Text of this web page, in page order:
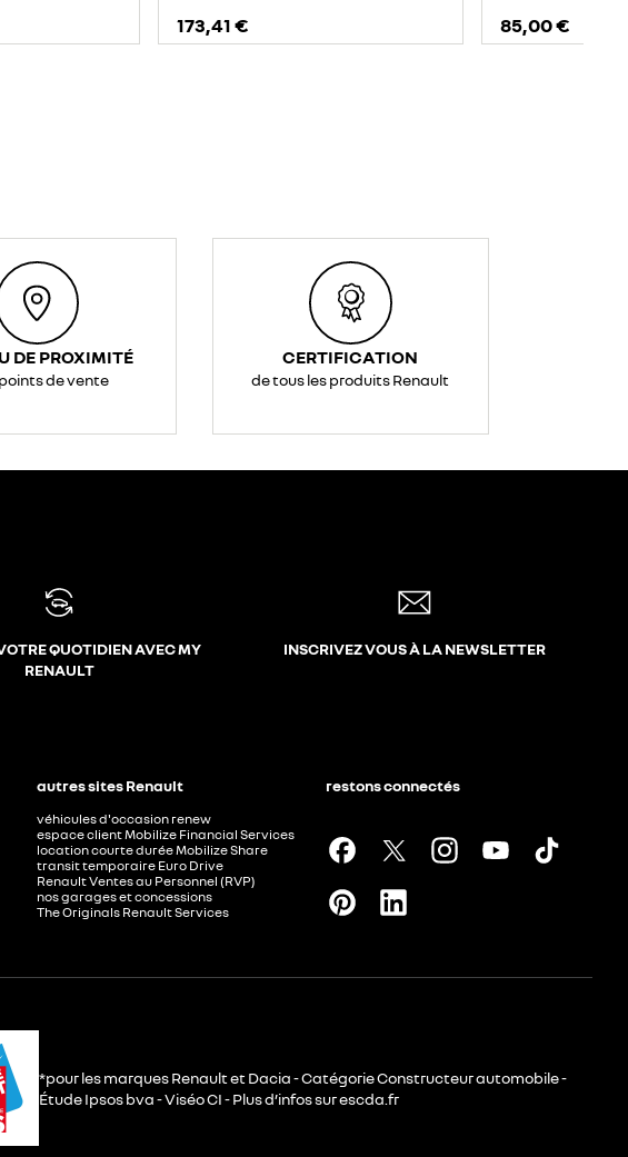
173,41 € 85,00 €
DE PROXIMITÉ
de vente
CERTIFICATION
de tous les produits Renault
QUOTIDIEN AVEC MY
RENAULT
INSCRIVEZ VOUS À LA NEWSLETTER
autres sites Renault
véhicules d'occasion renew
espace client Mobilize Financial Services
location courte durée Mobilize Share
transit temporaire Euro Drive
Renault Ventes au Personnel (RVP)
nos garages et concessions
The Originals Renault Services
restons connectés
*pour les marques Renault et Dacia - Catégorie Constructeur automobile -
Étude Ipsos bva - Viséo CI - Plus d’infos sur escda.fr